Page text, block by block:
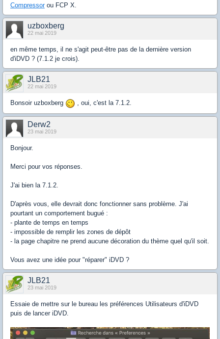
Compressorou FCP X.
uzboxberg
22 mai 2019
en même temps, il ne s'agit peut-être pas de la dernière version
d'iDVD ? (7.1.2 je crois).
JLB21
22 mai 2019
Bonsoir uzboxberg , oui, c'est la 7.1.2.
Derw2
23 mai 2019
Bonjour.
Merci pour vos réponses.
J'ai bien la 7.1.2.
D'après vous, elle devrait donc fonctionner sans problème. J'ai
pourtant un comportement bugué :
- plante de temps en temps
- impossible de remplir les zones de dépôt
- la page chapitre ne prend aucune décoration du thème quel qu'il soit.
Vous avez une idée pour "réparer" iDVD ?
JLB21
23 mai 2019
Essaie de mettre sur le bureau les préférences Utilisateurs d'iDVD
puis de lancer iDVD.